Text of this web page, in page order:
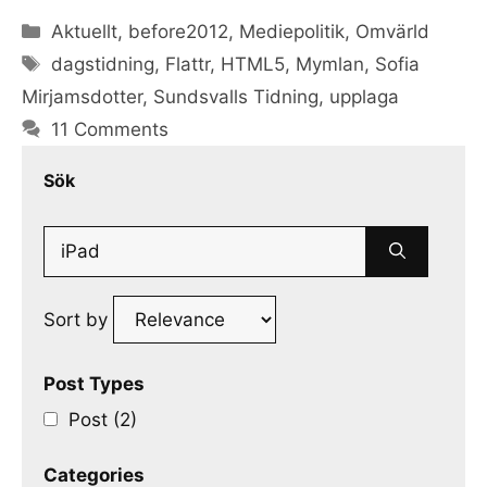
Categories
Aktuellt, before2012, Mediepolitik, Omvärld
Tags
dagstidning, Flattr, HTML5, Mymlan, Sofia
Mirjamsdotter, Sundsvalls Tidning, upplaga
11 Comments
Sök
Search
Sort by
Post Types
Post (2)
Categories